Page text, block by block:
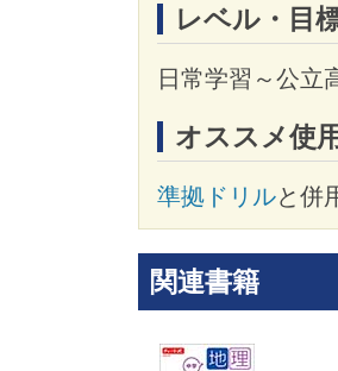
レベル・目
日常学習～公立
オススメ使
準拠ドリルと併
関連書籍